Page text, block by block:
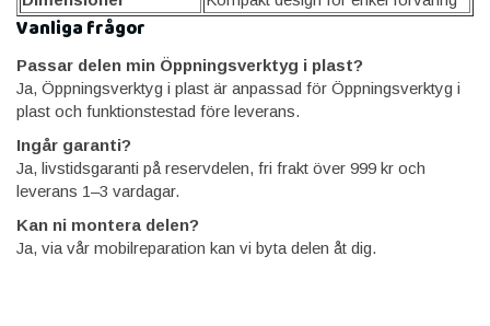
Vanliga frågor
Passar delen min Öppningsverktyg i plast?
Ja, Öppningsverktyg i plast är anpassad för Öppningsverktyg i
plast och funktionstestad före leverans.
Ingår garanti?
Ja, livstidsgaranti på reservdelen, fri frakt över 999 kr och
leverans 1–3 vardagar.
Kan ni montera delen?
Ja, via vår mobilreparation kan vi byta delen åt dig.